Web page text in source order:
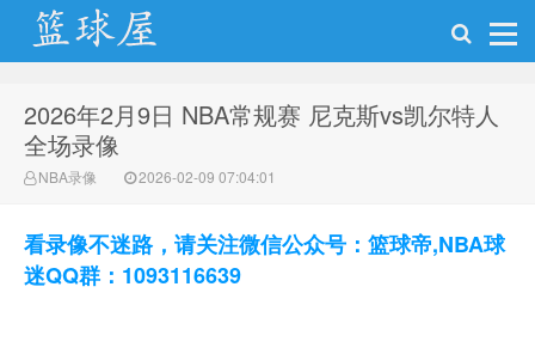
NBA录像网
2026年2月9日 NBA常规赛 尼克斯vs凯尔特人
全场录像
NBA录像 2026-02-09 07:04:01
看录像不迷路，请关注微信公众号：篮球帝,NBA球
迷QQ群：1093116639